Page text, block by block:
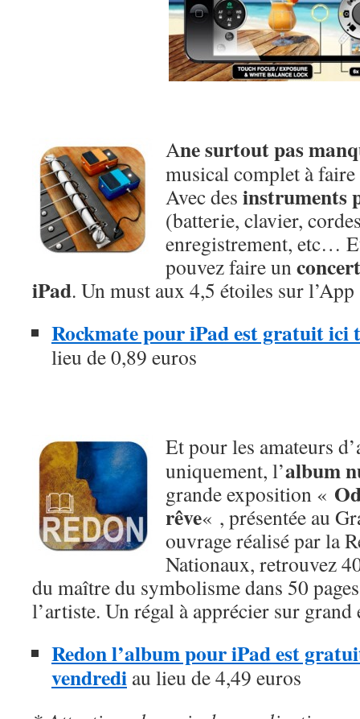
Ane surtout pas
musical complet à
Avec des instruments
(batterie, clavier,
enregistrement, etc…
pouvez faire un
iPad. Un must aux 4,5 étoiles sur l’App
Rockmate pour iPad est gratuit ici
lieu de 0,89 euros
Et pour les amateurs
uniquement, l’album
grande exposition «
rêve« , présentée au
ouvrage réalisé par la
Nationaux, retrouvez
du maître du symbolisme dans 50
l’artiste. Un régal à apprécier sur grand
Redon l’album pour iPad est
vendredi au lieu de 4,49 euros